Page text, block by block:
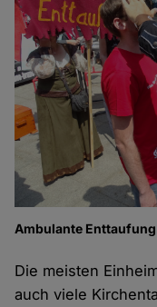
Ambulante
Die meisten
auch viele